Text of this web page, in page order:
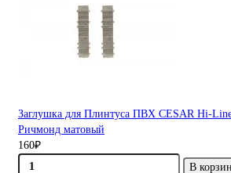
Заглушка для Плинтуса ПВХ CESAR Hi-
Ричмонд матовый
160₽
В